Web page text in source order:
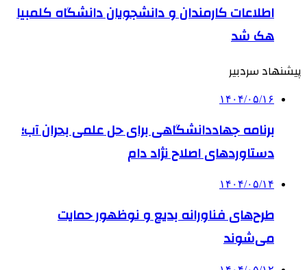
اطلاعات کارمندان و دانشجویان دانشگاه کلمبیا
هک شد
پیشنهاد سردبیر
۱۴۰۴/۰۵/۱۶
برنامه جهاددانشگاهی برای حل علمی بحران آب؛
دستاوردهای اصلاح نژاد دام
۱۴۰۴/۰۵/۱۴
طرح‌های فناورانه بدیع و نوظهور حمایت
می‌شوند